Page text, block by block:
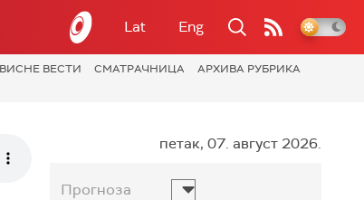
Lat Eng
ВЕСТИ СМАТРАЧНИЦА
АРХИВА РУБРИКА
петак, 07. август 2026.
Прогноза